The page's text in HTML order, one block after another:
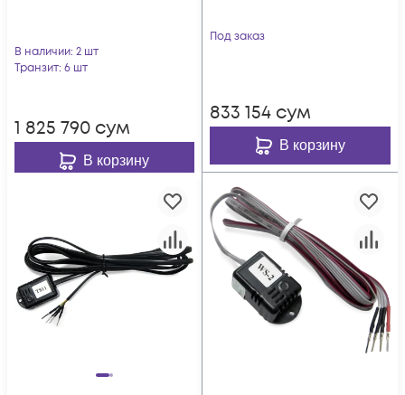
В наличии: 2 шт
Транзит: 6 шт
1 825 790 сум
В корзину
Под заказ
833 154 сум
В корзину